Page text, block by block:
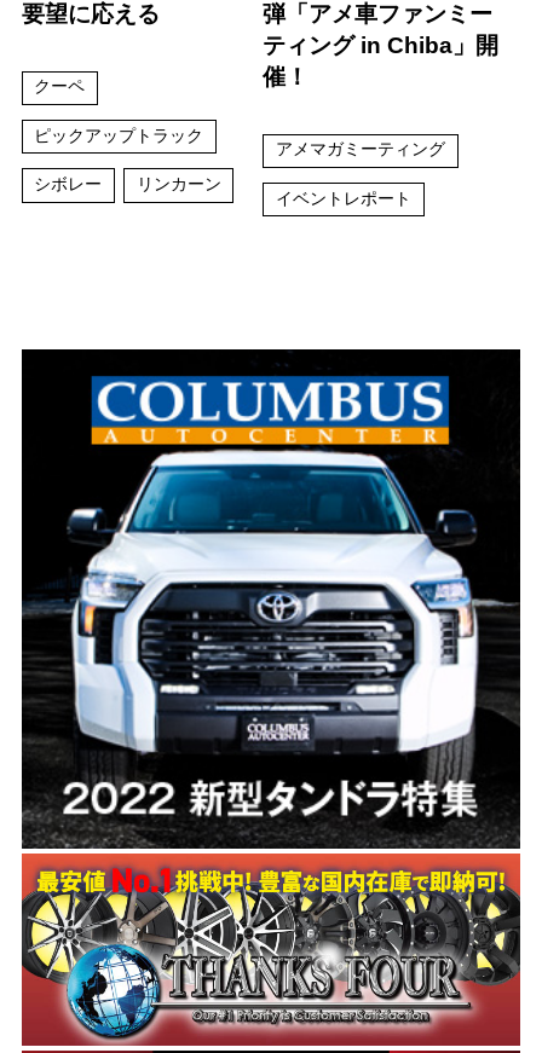
要望に応える
クーペ
ピックアップトラック
シボレー リンカーン
弾「アメ車ファンミー
ティング in Chiba」開
催！
アメマガミーティング
イベントレポート